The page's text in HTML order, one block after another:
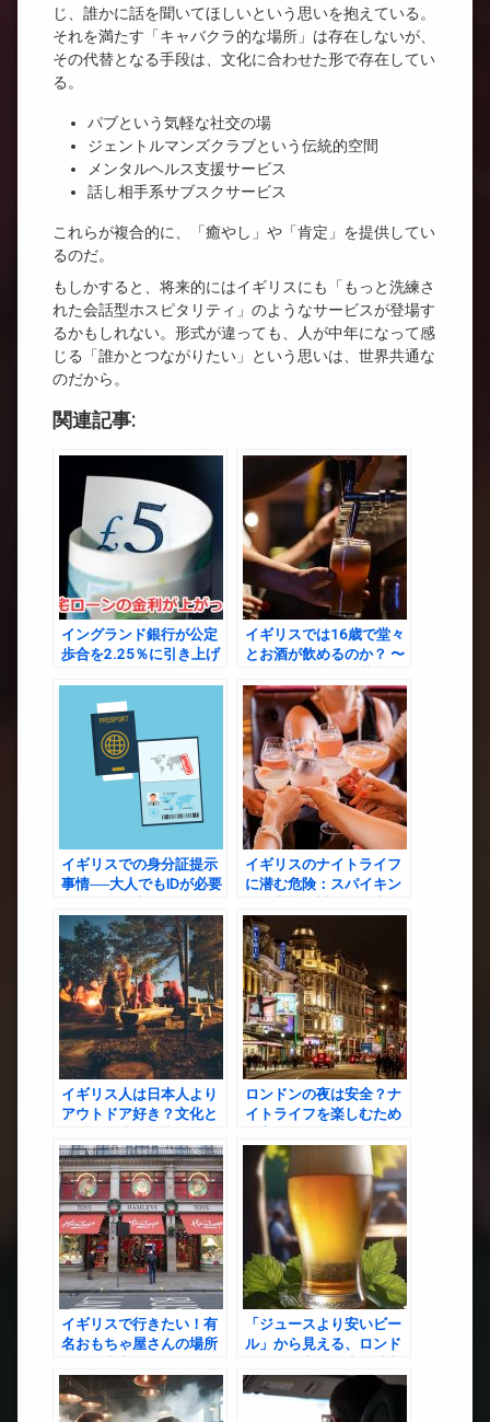
じ、誰かに話を聞いてほしいという思いを抱えている。
それを満たす「キャバクラ的な場所」は存在しないが、
その代替となる手段は、文化に合わせた形で存在してい
る。
パブという気軽な社交の場
ジェントルマンズクラブという伝統的空間
メンタルヘルス支援サービス
話し相手系サブスクサービス
これらが複合的に、「癒やし」や「肯定」を提供してい
るのだ。
もしかすると、将来的にはイギリスにも「もっと洗練さ
れた会話型ホスピタリティ」のようなサービスが登場す
るかもしれない。形式が違っても、人が中年になって感
じる「誰かとつながりたい」という思いは、世界共通な
のだから。
関連記事:
イングランド銀行が公定
歩合を2.25％に引き上げ
イギリスでは16歳で堂々
とお酒が飲めるのか？ 〜
への影響〜
イギリスでの身分証提示
事情──大人でもIDが必要
けたいこと
イギリスのナイトライフ
に潜む危険：スパイキン
説
イギリス人は日本人より
アウトドア好き？文化と
ロンドンの夜は安全？ナ
イトライフを楽しむため
イギリスで行きたい！有
名おもちゃ屋さんの場所
「ジュースより安いビー
ル」から見える、ロンド
の揺らぎ